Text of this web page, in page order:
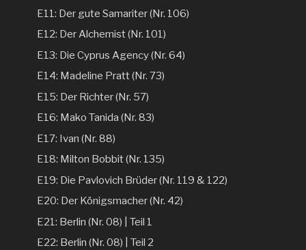
E11: Der gute Samariter (Nr. 106)
E12: Der Alchemist (Nr. 101)
E13: Die Cyprus Agency (Nr. 64)
E14: Madeline Pratt (Nr. 73)
E15: Der Richter (Nr. 57)
E16: Mako Tanida (Nr. 83)
E17: Ivan (Nr. 88)
E18: Milton Bobbit (Nr. 135)
E19: Die Pavlovich Brüder (Nr. 119 & 122)
E20: Der Königsmacher (Nr. 42)
E21: Berlin (Nr. 08) | Teil 1
E22: Berlin (Nr. 08) | Teil 2